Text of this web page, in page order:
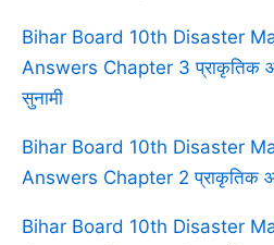
Bihar Board 10th Disaster
Answers Chapter 3 प्राकृतिक
सुनामी
Bihar Board 10th Disaster
Answers Chapter 2 प्राकृतिक
Bihar Board 10th Disaster